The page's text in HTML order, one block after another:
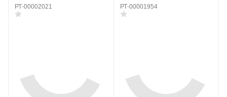
РТ-00002021 РТ-00001954